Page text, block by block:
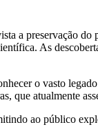
a preservação
As
o vasto
que atualmente
ao público